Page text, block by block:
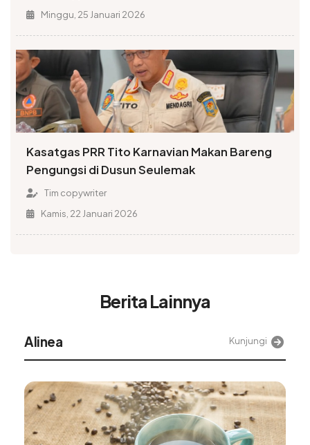
Minggu, 25 Januari 2026
Kasatgas PRR Tito Karnavian Makan Bareng
Pengungsi di Dusun Seulemak
Tim copywriter
Kamis, 22 Januari 2026
Berita Lainnya
Alinea Kunjungi